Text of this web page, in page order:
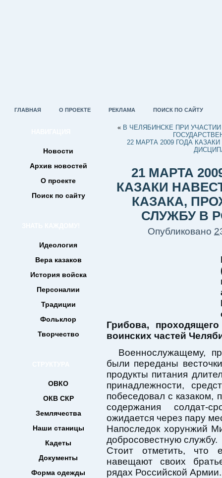
ГЛАВНАЯ О ПРОЕКТЕ РЕКЛАМА ПОИСК ПО САЙТУ
Новости
Архив новостей
О проекте
Поиск по сайту
Идеология
Вера казаков
История войска
Персоналии
Традиции
Фольклор
Творчество
ОВКО
ОКВ СКР
Землячества
Наши станицы
Кадеты
Документы
Форма одежды
« В ЧЕЛЯБИНСКЕ ПРИ
22 МАРТА 2009 ГОДА
21 МАРТА
КАЗАКИ
КАЗАКА,
СЛУЖБУ В
Опубликовано
Грибова,
воинских частей
Военнослужащему,
были переданы
продукты питания
принадлежности,
побеседовал с казаком,
содержания солдат-
ожидается через пару
Напоследок хорунжий
добросовестную службу.
Стоит отметить, что
навещают своих
рядах Российской Армии.